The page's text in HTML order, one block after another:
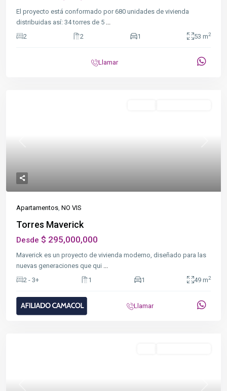
El proyecto está conformado por 680 unidades de vivienda
distribuidas así: 34 torres de 5 ...
2
2 1 53 m2
Llamar
Apartamentos, NO VIS
Torres Maverick
Desde $ 295,000,000
Maverick es un proyecto de vivienda moderno, diseñado para las
nuevas generaciones que qui ...
2 - 3+
1 1 49 m2
Llamar